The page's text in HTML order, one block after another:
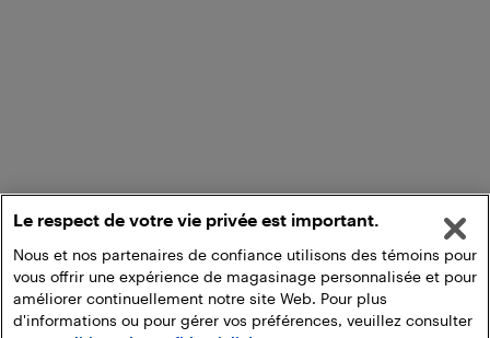
Le respect de votre vie privée est important.
Nous et nos partenaires de confiance utilisons des témoins pour
vous offrir une expérience de magasinage personnalisée et pour
améliorer continuellement notre site Web. Pour plus
d'informations ou pour gérer vos préférences, veuillez consulter